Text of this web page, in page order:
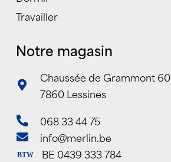
Travailler
Notre magasin
Chaussée de Grammont 60
7860 Lessines
068 33 44 75
info@merlin.be
BTW BE 0439 333 784